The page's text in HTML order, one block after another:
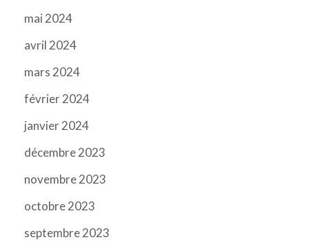
mai 2024
avril 2024
mars 2024
février 2024
janvier 2024
décembre 2023
novembre 2023
octobre 2023
septembre 2023